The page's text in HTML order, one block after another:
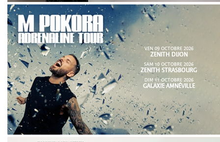
VEN 09 OCTOBRE 2026
ZENITH DIJON
SAM 10 OCTOBRE 2026
ZENITH STRASBOURG
DIM 11 OCTOBRE 2026
GALAXIE AMNÉVILLE